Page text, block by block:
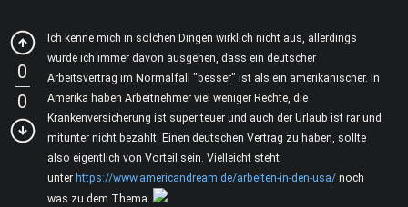
0
0
Ich kenne mich in solchen Dingen wirklich nicht aus, allerdings
würde ich immer davon ausgehen, dass ein deutscher
Arbeitsvertrag im Normalfall "besser" ist als ein amerikanischer. In
Amerika haben Arbeitnehmer viel weniger Rechte, die
Krankenversicherung ist super teuer und auch der Urlaub ist rar und
mitunter nicht bezahlt. Einen deutschen Vertrag zu haben, sollte
also eigentlich von Vorteil sein. Vielleicht steht
unter https://www.americandream.de/arbeiten-in-den-usa/ noch
was zu dem Thema.